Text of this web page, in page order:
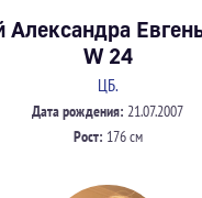
Александра
W 24
ЦБ.
Дата рождения: 21.07.2007
Рост: 176 см